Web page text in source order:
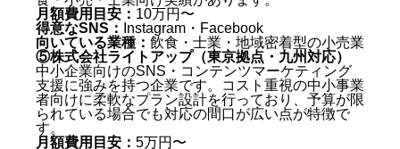
月額費用目安： 10万円〜
得意なSNS：
Instagram・Facebook
向いている業種： 飲食・士業・地域密着型の小売業
⑤株式会社ライトアップ（東京拠点・九州対応）
中小企業向けのSNS・コンテンツマーケティング
支援に強みを持つ企業です。コスト重視の中小事業
者向けに柔軟なプラン設計を行っており、予算が限
られている場合でも対応の間口が広い点が特徴で
す。
月額費用目安： 5万円〜